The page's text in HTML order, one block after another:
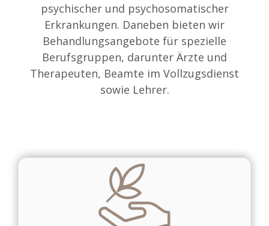
psychischer und psychosomatischer
Erkrankungen. Daneben bieten wir
Behandlungsangebote für spezielle
Berufsgruppen, darunter Ärzte und
Therapeuten, Beamte im Vollzugsdienst
sowie Lehrer.